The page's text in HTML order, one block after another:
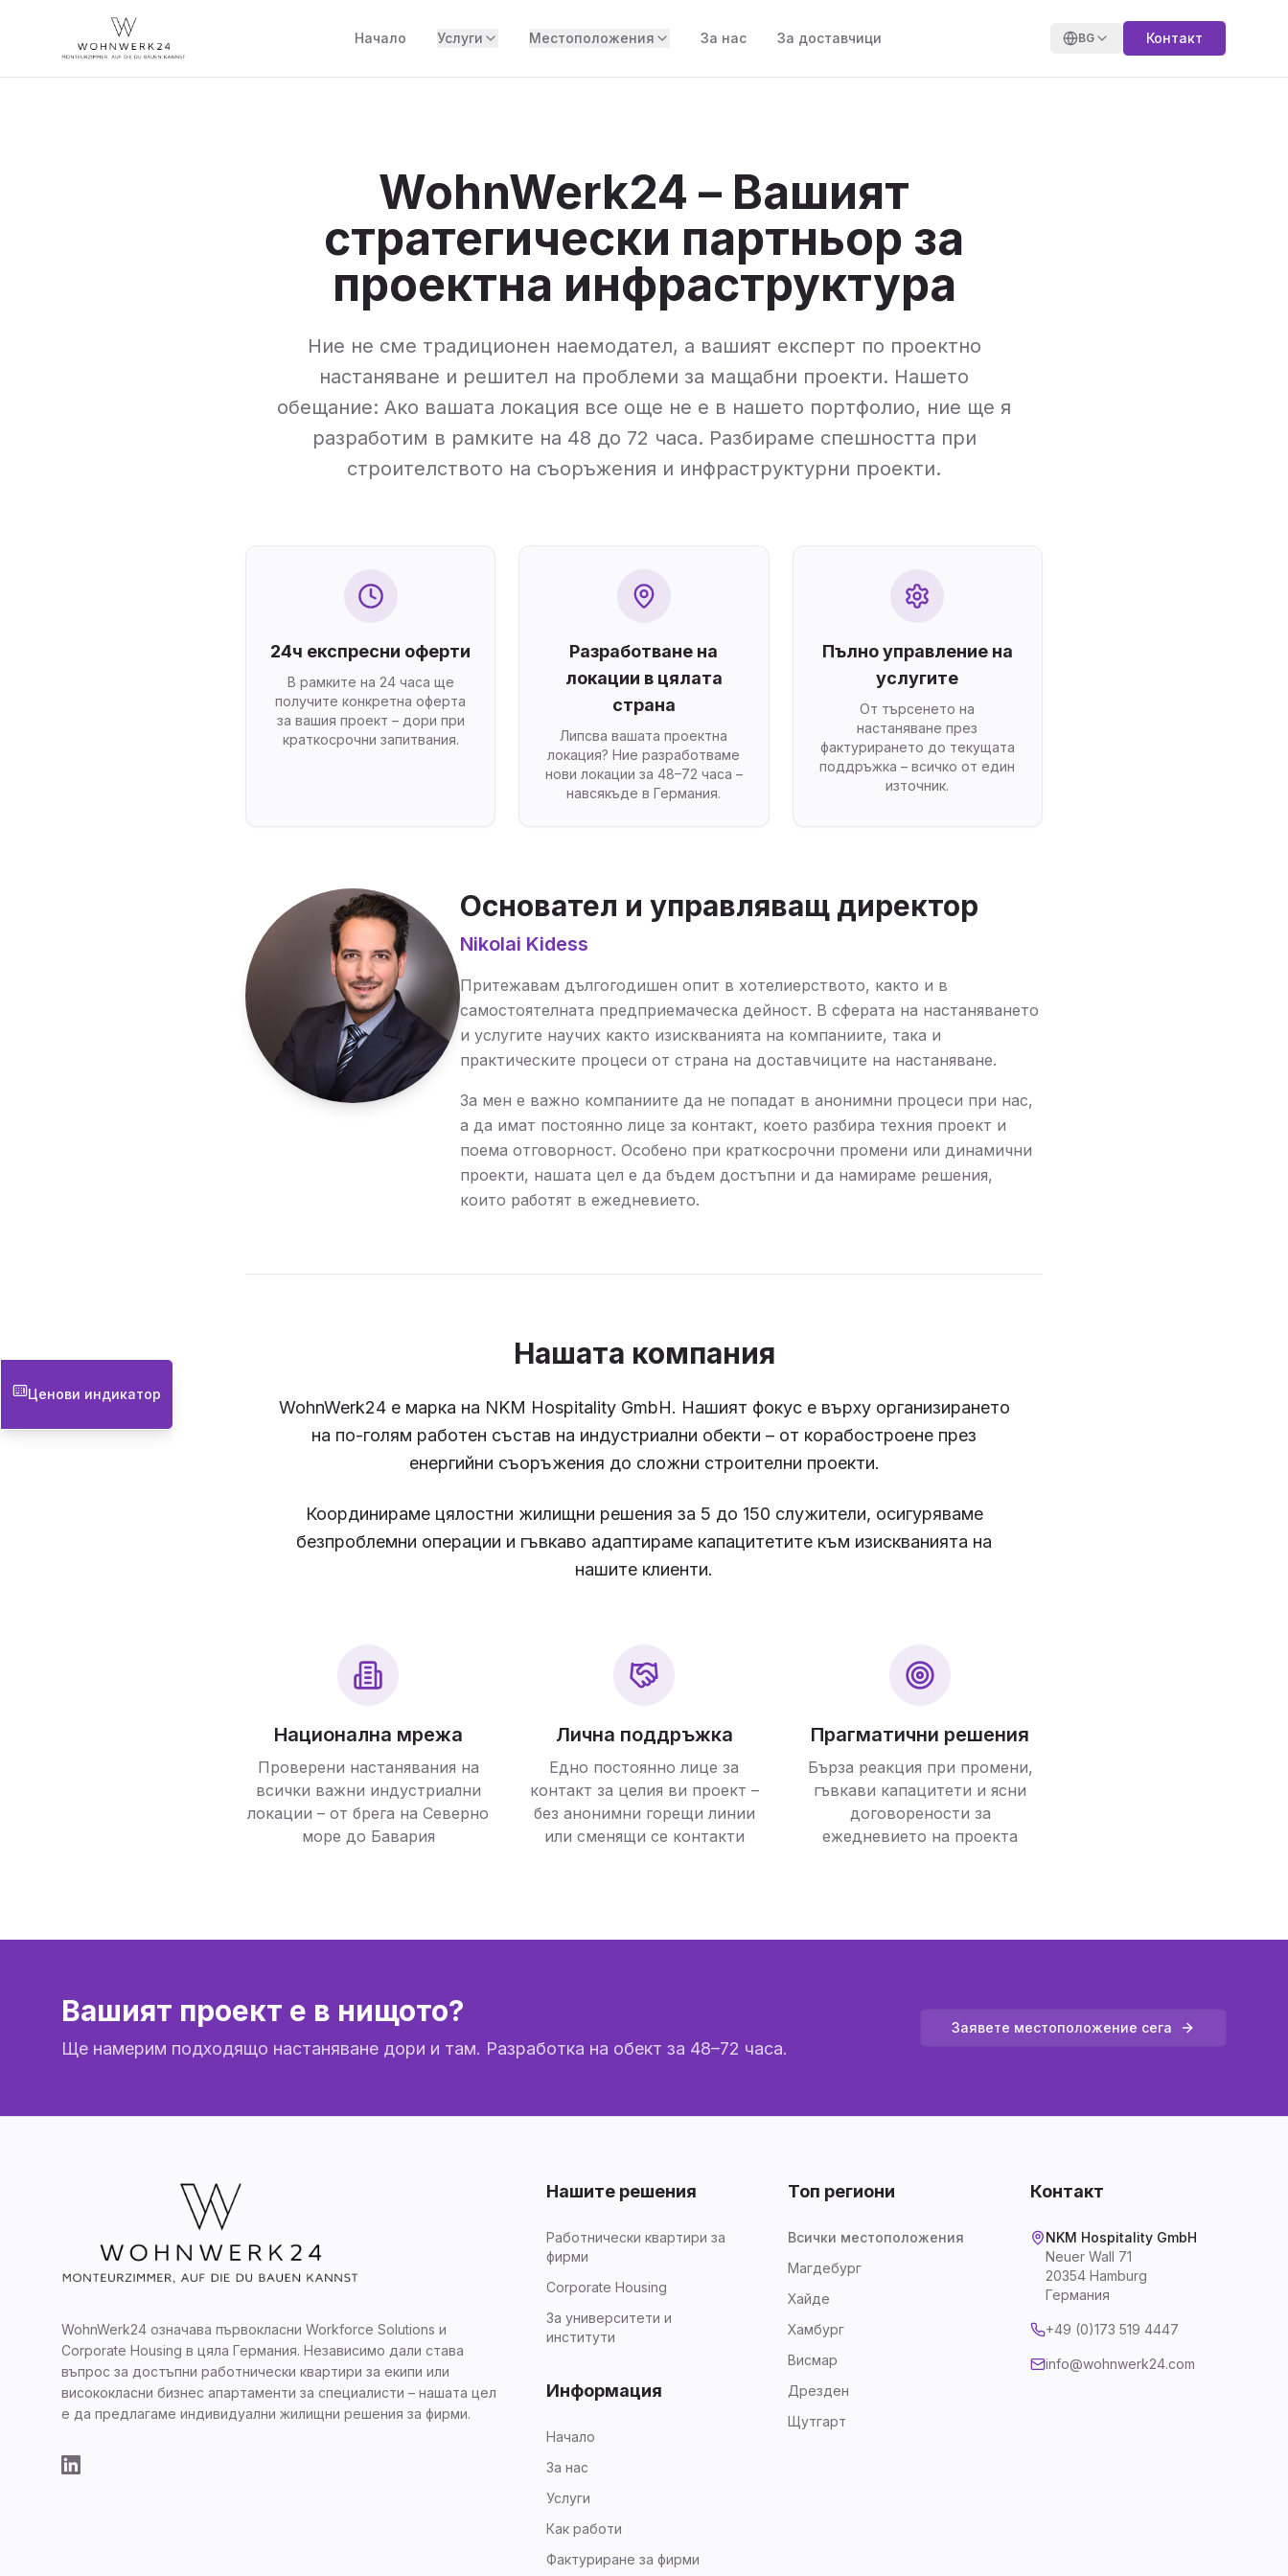
Начало Услуги Местоположения За нас За доставчици BG Контакт
WohnWerk24 – Вашият
стратегически партньор за
проектна инфраструктура
Ние не сме традиционен наемодател, а вашият експерт по проектно
настаняване и решител на проблеми за мащабни проекти. Нашето
обещание: Ако вашата локация все още не е в нашето портфолио, ние ще я
разработим в рамките на 48 до 72 часа. Разбираме спешността при
строителството на съоръжения и инфраструктурни проекти.
24ч експресни оферти
В рамките на 24 часа ще
получите конкретна оферта
за вашия проект – дори при
краткосрочни запитвания.
Разработване на
локации в цялата
страна
Липсва вашата проектна
локация? Ние разработваме
нови локации за 48–72 часа –
навсякъде в Германия.
Пълно управление на
услугите
От търсенето на
настаняване през
фактурирането до текущата
поддръжка – всичко от един
източник.
Основател и управляващ директор
Nikolai Kidess
Притежавам дългогодишен опит в хотелиерството, както и в
самостоятелната предприемаческа дейност. В сферата на настаняването
и услугите научих както изискванията на компаниите, така и
практическите процеси от страна на доставчиците на настаняване.
За мен е важно компаниите да не попадат в анонимни процеси при нас,
а да имат постоянно лице за контакт, което разбира техния проект и
поема отговорност. Особено при краткосрочни промени или динамични
проекти, нашата цел е да бъдем достъпни и да намираме решения,
които работят в ежедневието.
Нашата компания
WohnWerk24 е марка на NKM Hospitality GmbH. Нашият фокус е върху организирането
на по-голям работен състав на индустриални обекти – от корабостроене през
енергийни съоръжения до сложни строителни проекти.
Координираме цялостни жилищни решения за 5 до 150 служители, осигуряваме
безпроблемни операции и гъвкаво адаптираме капацитетите към изискванията на
нашите клиенти.
Национална мрежа
Проверени настанявания на
всички важни индустриални
локации – от брега на Северно
море до Бавария
Лична поддръжка
Едно постоянно лице за
контакт за целия ви проект –
без анонимни горещи линии
или сменящи се контакти
Прагматични решения
Бърза реакция при промени,
гъвкави капацитети и ясни
договорености за
ежедневието на проекта
Вашият проект е в нищото?
Ще намерим подходящо настаняване дори и там. Разработка на обект за 48–72 часа.
Заявете местоположение сега
WohnWerk24 означава първокласни Workforce Solutions и
Corporate Housing в цяла Германия. Независимо дали става
въпрос за достъпни работнически квартири за екипи или
висококласни бизнес апартаменти за специалисти – нашата цел
е да предлагаме индивидуални жилищни решения за фирми.
Нашите решения
Работнически квартири за
фирми
Corporate Housing
За университети и
институти
Информация
Начало
За нас
Услуги
Как работи
Фактуриране за фирми
Топ региони
Всички местоположения
Магдебург
Хайде
Хамбург
Висмар
Дрезден
Щутгарт
Контакт
NKM Hospitality GmbH
Neuer Wall 71
20354 Hamburg
Германия
+49 (0)173 519 4447
info@wohnwerk24.com
Ценови индикатор